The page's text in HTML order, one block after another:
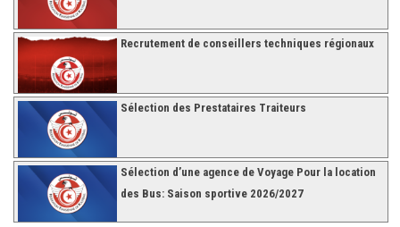
Recrutement de conseillers techniques régionaux
Sélection des Prestataires Traiteurs
Sélection d’une agence de Voyage Pour la location
des Bus: Saison sportive 2026/2027